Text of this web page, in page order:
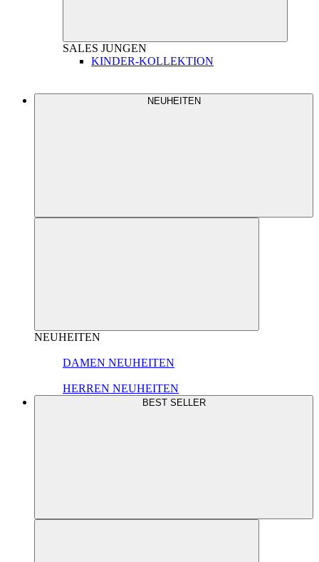
SALES JUNGEN
KINDER-KOLLEKTION
NEUHEITEN
NEUHEITEN
DAMEN NEUHEITEN
HERREN NEUHEITEN
BEST SELLER